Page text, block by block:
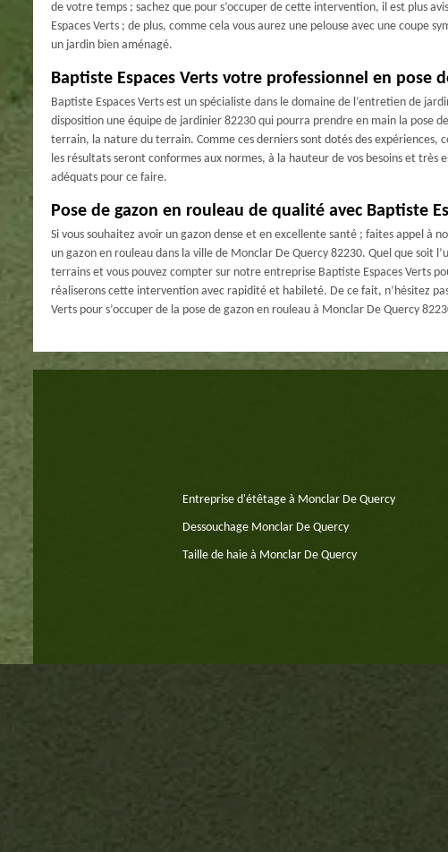
de votre temps ; sachez que pour s’occuper de cette intervention, il est plus
Espaces Verts ; de plus, comme cela vous aurez une pelouse avec une coupe
un jardin bien aménagé.
Baptiste Espaces Verts votre professionnel en pose
Baptiste Espaces Verts est un spécialiste dans le domaine de l’entretien de
disposition une équipe de jardinier 82230 qui pourra prendre en main la pose
terrain, la nature du terrain. Comme ces derniers sont dotés des expériences,
les résultats seront conformes aux normes, à la hauteur de vos besoins et
adéquats pour ce faire.
Pose de gazon en rouleau de qualité avec Baptiste
Si vous souhaitez avoir un gazon dense et en excellente santé ; faites appel à
un gazon en rouleau dans la ville de Monclar De Quercy 82230. Quel que soit
terrains et vous pouvez compter sur notre entreprise Baptiste Espaces Verts
réaliserons cette intervention avec rapidité et habileté. De ce fait, n’hésitez
Verts pour s’occuper de la pose de gazon en rouleau à Monclar De Quercy
Entreprise d'étêtage à Monclar De Quercy
Dessouchage Monclar De Quercy
Taille de haie à Monclar De Quercy